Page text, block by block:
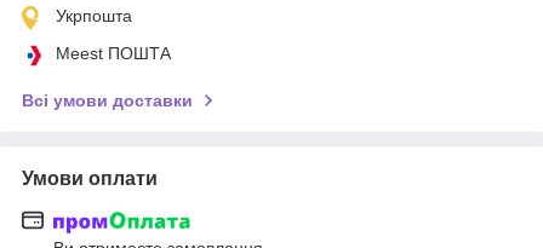
Укрпошта
Meest ПОШТА
Всі умови доставки
Умови оплати